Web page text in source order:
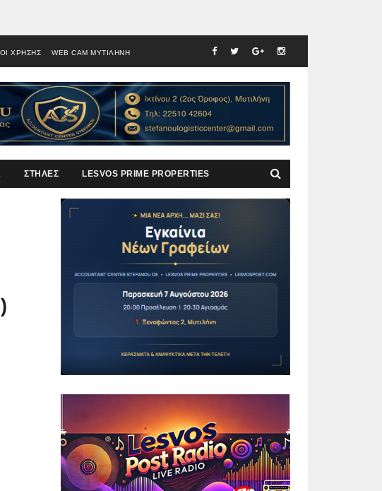
ΧΡΗΣΗΣ WEB CAM ΜΥΤΙΛΗΝΗ
ΣΤΗΛΕΣ LESVOS PRIME PROPERTIES